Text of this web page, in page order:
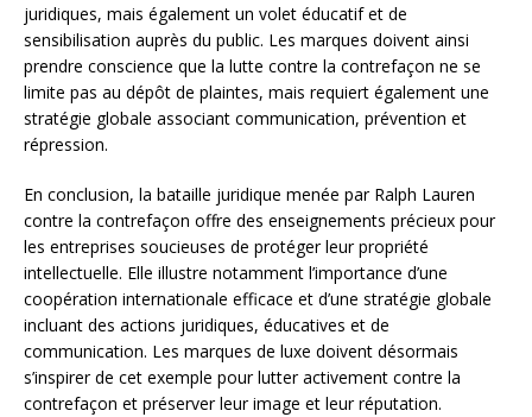
juridiques, mais également un volet éducatif et de
sensibilisation auprès du public. Les marques doivent ainsi
prendre conscience que la lutte contre la contrefaçon ne se
limite pas au dépôt de plaintes, mais requiert également une
stratégie globale associant communication, prévention et
répression.
En conclusion, la bataille juridique menée par Ralph Lauren
contre la contrefaçon offre des enseignements précieux pour
les entreprises soucieuses de protéger leur propriété
intellectuelle. Elle illustre notamment l’importance d’une
coopération internationale efficace et d’une stratégie globale
incluant des actions juridiques, éducatives et de
communication. Les marques de luxe doivent désormais
s’inspirer de cet exemple pour lutter activement contre la
contrefaçon et préserver leur image et leur réputation.